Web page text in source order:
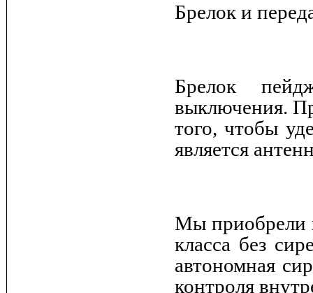
Брелок и
Брелок
выключения.
того, чтобы
является
Мы приобрели
класса без
автономная
контроля